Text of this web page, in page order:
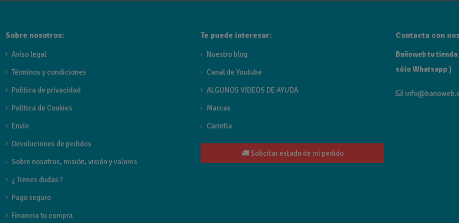
Sobre nosotros:
Aviso legal
Términos y condiciones
Politica de privacidad
Politica de Cookies
Envío
Devoluciones de pedidos
Sobre nosotros, misión, visión y valores
¿ Tienes dudas ?
Pago seguro
Financia tu compra
Te puede interesar:
Nuestro blog
Canal de Youtube
ALGUNOS VIDEOS DE AYUDA
Marcas
Carintia
Solicitar estado de mi pedido
Contacta con
Bañoweb tu tienda
sólo Whatsapp )